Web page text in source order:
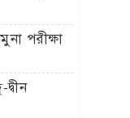
পরীক্ষা